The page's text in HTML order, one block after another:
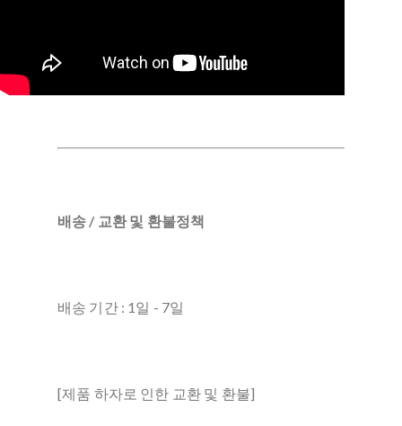
배송 / 교환 및 환불정책
배송 기간 : 1일 - 7일
[제품 하자로 인한 교환 및 환불]